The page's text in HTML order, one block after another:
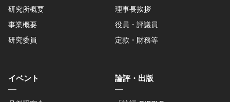
研究所概要
理事長挨拶
事業概要
役員・評議員
研究委員
定款・財務等
イベント 論評・出版